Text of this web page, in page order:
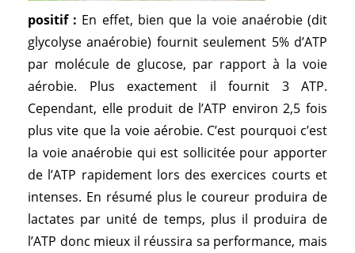
positif : En effet, bien que la voie anaérobie (dit
glycolyse anaérobie) fournit seulement 5% d’ATP
par molécule de glucose, par rapport à la voie
aérobie. Plus exactement il fournit 3 ATP.
Cependant, elle produit de l’ATP environ 2,5 fois
plus vite que la voie aérobie. C’est pourquoi c’est
la voie anaérobie qui est sollicitée pour apporter
de l’ATP rapidement lors des exercices courts et
intenses. En résumé plus le coureur produira de
lactates par unité de temps, plus il produira de
l’ATP donc mieux il réussira sa performance, mais